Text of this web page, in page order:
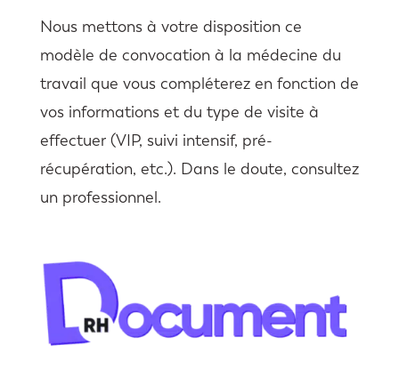
Nous mettons à votre disposition ce
modèle de convocation à la médecine du
travail que vous compléterez en fonction de
vos informations et du type de visite à
effectuer (VIP, suivi intensif, pré-
récupération, etc.). Dans le doute, consultez
un professionnel.